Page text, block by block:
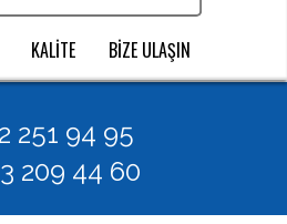
KALİTE BİZE ULAŞIN
251 94 95
209 44 60